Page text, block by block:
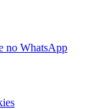
no WhatsApp